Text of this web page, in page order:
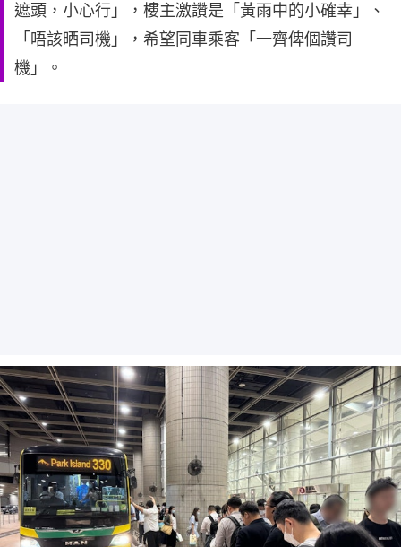
遮頭，小心行」，樓主激讚是「黃雨中的小確幸」、
「唔該晒司機」，希望同車乘客「一齊俾個讚司
機」。